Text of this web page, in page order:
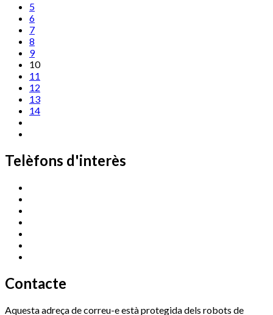
5
6
7
8
9
10
11
12
13
14
Telèfons d'interès
Contacte
Aquesta adreça de correu-e està protegida dels robots de